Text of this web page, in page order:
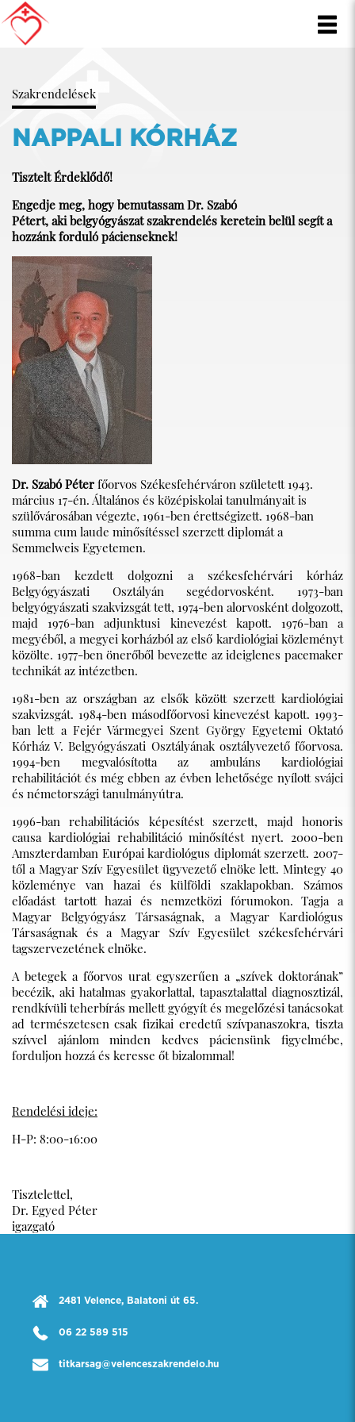
Szakrendelések
NAPPALI KÓRHÁZ
Tisztelt Érdeklődő!
Engedje meg, hogy bemutassam Dr. Szabó
Pétert, aki belgyógyászat szakrendelés keretein belül segít a
hozzánk forduló pácienseknek!
Dr. Szabó Péter főorvos Székesfehérváron született 1943.
március 17-én. Általános és középiskolai tanulmányait is
szülővárosában végezte, 1961-ben érettségizett. 1968-ban
summa cum laude minősítéssel szerzett diplomát a
Semmelweis Egyetemen.
1968-ban kezdett dolgozni a székesfehérvári kórház
Belgyógyászati Osztályán segédorvosként. 1973-ban
belgyógyászati szakvizsgát tett, 1974-ben alorvosként dolgozott,
majd 1976-ban adjunktusi kinevezést kapott. 1976-ban a
megyéből, a megyei korházból az első kardiológiai közleményt
közölte. 1977-ben önerőből bevezette az ideiglenes pacemaker
technikát az intézetben.
1981-ben az országban az elsők között szerzett kardiológiai
szakvizsgát. 1984-ben másodfőorvosi kinevezést kapott. 1993-
ban lett a Fejér Vármegyei Szent György Egyetemi Oktató
Kórház V. Belgyógyászati Osztályának osztályvezető főorvosa.
1994-ben megvalósította az ambuláns kardiológiai
rehabilitációt és még ebben az évben lehetősége nyílott svájci
és németországi tanulmányútra.
1996-ban rehabilitációs képesítést szerzett, majd honoris
causa kardiológiai rehabilitáció minősítést nyert. 2000-ben
Amszterdamban Európai kardiológus diplomát szerzett. 2007-
től a Magyar Szív Egyesület ügyvezető elnöke lett. Mintegy 40
közleménye van hazai és külföldi szaklapokban. Számos
előadást tartott hazai és nemzetközi fórumokon. Tagja a
Magyar Belgyógyász Társaságnak, a Magyar Kardiológus
Társaságnak és a Magyar Szív Egyesület székesfehérvári
tagszervezetének elnöke.
A betegek a főorvos urat egyszerűen a „szívek doktorának”
becézik, aki hatalmas gyakorlattal, tapasztalattal diagnosztizál,
rendkívüli teherbírás mellett gyógyít és megelőzési tanácsokat
ad természetesen csak fizikai eredetű szívpanaszokra, tiszta
szívvel ajánlom minden kedves páciensünk figyelmébe,
forduljon hozzá és keresse őt bizalommal!
Rendelési ideje:
H-P: 8:00-16:00
Tisztelettel,
Dr. Egyed Péter
igazgató
2481 Velence, Balatoni út 65.
06 22 589 515
titkarsag@velenceszakrendelo.hu